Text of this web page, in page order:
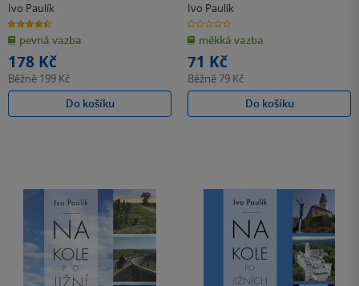
Ivo Paulík
4.5
z
5
hvězdiček
pevná vazba
178 Kč
Běžně 199 Kč
Do košíku
Ivo Paulík
0.0
z
5
hvězdiček
měkká vazba
71 Kč
Běžně79 Kč
Do košíku